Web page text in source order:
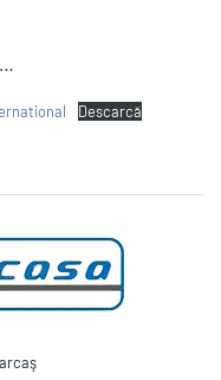
Adrian
Descarcă